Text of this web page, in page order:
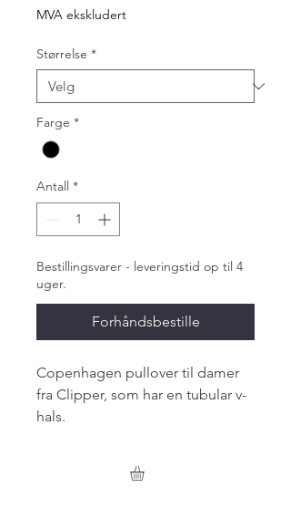
MVA ekskludert
Størrelse *
Farge *
Antall *
Bestillingsvarer - leveringstid op til 4
uger.
Forhåndsbestille
Copenhagen pullover til damer
fra Clipper, som har en tubular v-
hals.